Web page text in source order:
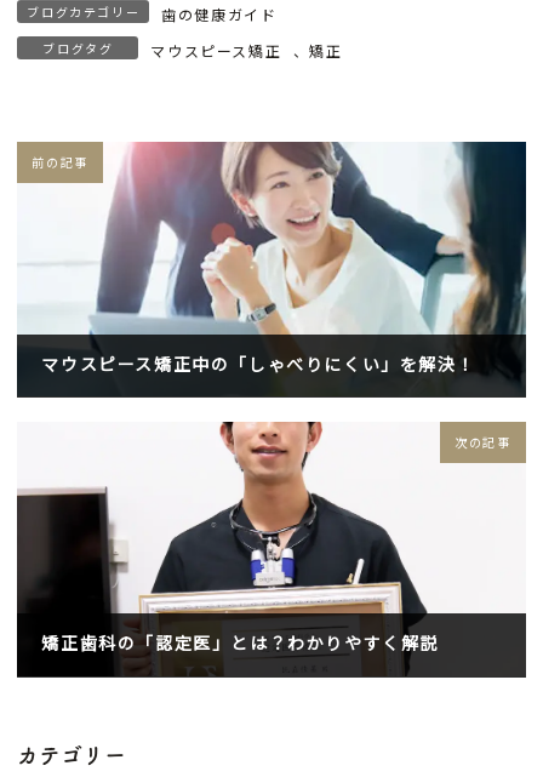
ブログカテゴリー 歯の健康ガイド
ブログタグ マウスピース矯正 、矯正
前の記事
マウスピース矯正中の「しゃべりにくい」を解決！
次の記事
矯正歯科の「認定医」とは？わかりやすく解説
カテゴリー